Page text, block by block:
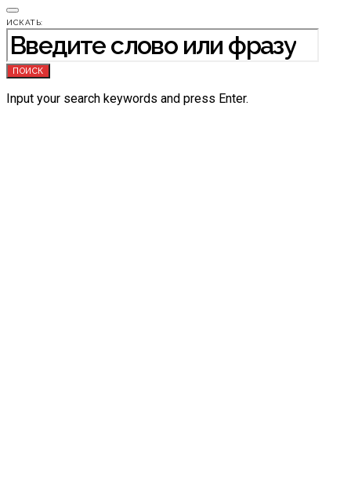
ИСКАТЬ:
ПОИСК
Input your search keywords and press Enter.